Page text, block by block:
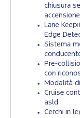
chiusura
Lane
Edge
Sistema
Pre-
con
Modalità
Cruise
asld
Cerchi in